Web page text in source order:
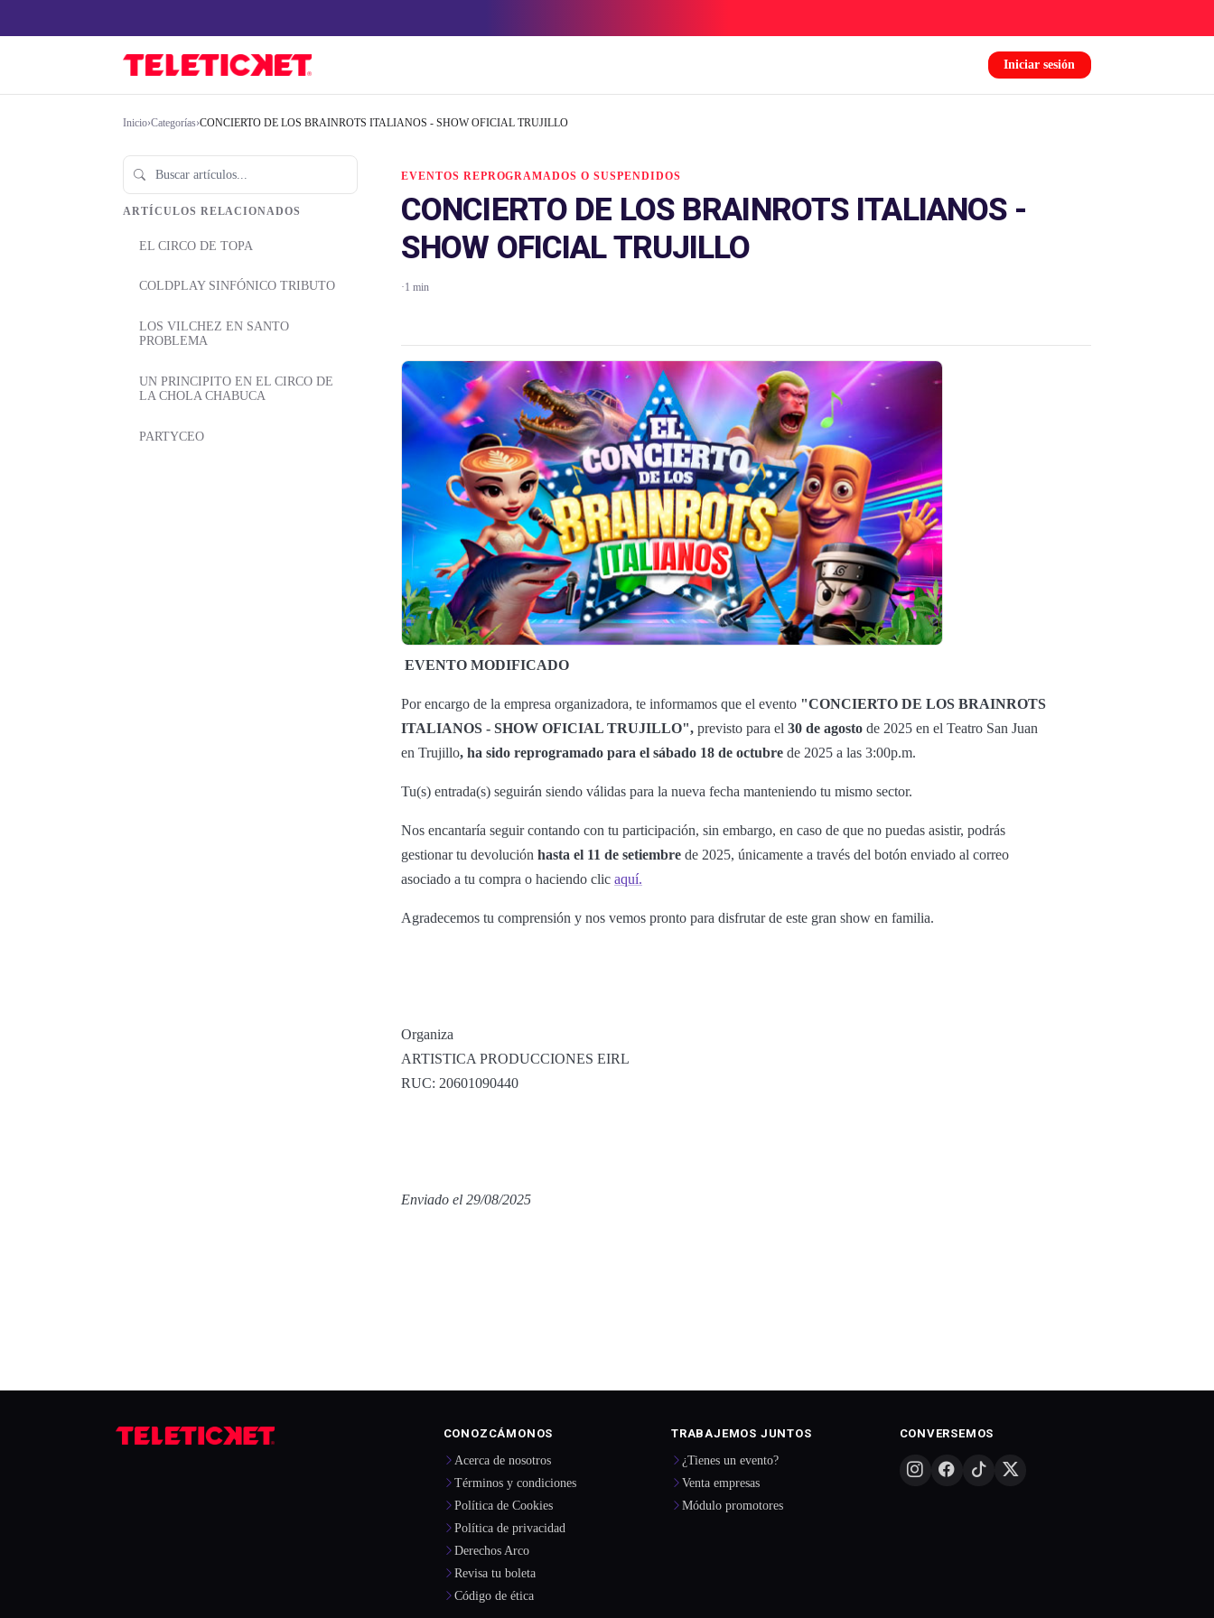
Iniciar sesión
Inicio›Categorías›CONCIERTO DE LOS BRAINROTS ITALIANOS - SHOW OFICIAL TRUJILLO
ARTÍCULOS RELACIONADOS
EL CIRCO DE TOPA
COLDPLAY SINFÓNICO TRIBUTO
LOS VILCHEZ EN SANTO
PROBLEMA
UN PRINCIPITO EN EL CIRCO DE
LA CHOLA CHABUCA
PARTYCEO
EVENTOS REPROGRAMADOS O SUSPENDIDOS
CONCIERTO DE LOS BRAINROTS ITALIANOS -
SHOW OFICIAL TRUJILLO
·1 min
EVENTO MODIFICADO
Por encargo de la empresa organizadora, te informamos que el evento "CONCIERTO DE LOS BRAINROTS
ITALIANOS - SHOW OFICIAL TRUJILLO", previsto para el 30 de agosto de 2025 en el Teatro San Juan
en Trujillo, ha sido reprogramado para el sábado 18 de octubre de 2025 a las 3:00p.m.
Tu(s) entrada(s) seguirán siendo válidas para la nueva fecha manteniendo tu mismo sector.
Nos encantaría seguir contando con tu participación, sin embargo, en caso de que no puedas asistir, podrás
gestionar tu devolución hasta el 11 de setiembre de 2025, únicamente a través del botón enviado al correo
asociado a tu compra o haciendo clic aquí.
Agradecemos tu comprensión y nos vemos pronto para disfrutar de este gran show en familia.
Organiza
ARTISTICA PRODUCCIONES EIRL
RUC: 20601090440
Enviado el 29/08/2025
CONOZCÁMONOS
Acerca de nosotros
Términos y condiciones
Política de Cookies
Política de privacidad
Derechos Arco
Revisa tu boleta
Código de ética
TRABAJEMOS JUNTOS
¿Tienes un evento?
Venta empresas
Módulo promotores
CONVERSEMOS